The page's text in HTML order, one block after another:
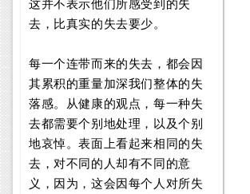
这并不表示他们所感受到的失
去，比真实的失去要少。
每一个连带而来的失去，都会因
其累积的重量加深我们整体的失
落感。从健康的观点，每一种失
去都需要个别地处理，以及个别
地哀悼。表面上看起来相同的失
去，对不同的人却有不同的意
义，因为，这会因每个人对所失